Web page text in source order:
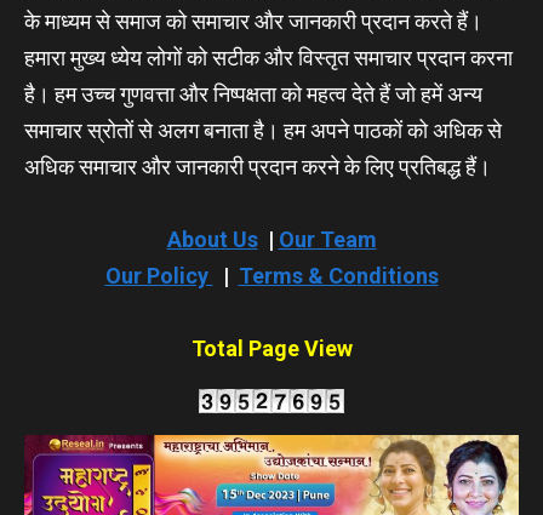
के माध्यम से समाज को समाचार और जानकारी प्रदान करते हैं।
हमारा मुख्य ध्येय लोगों को सटीक और विस्तृत समाचार प्रदान करना
है। हम उच्च गुणवत्ता और निष्पक्षता को महत्व देते हैं जो हमें अन्य
समाचार स्रोतों से अलग बनाता है। हम अपने पाठकों को अधिक से
अधिक समाचार और जानकारी प्रदान करने के लिए प्रतिबद्ध हैं।
About Us| Our Team
Our Policy
| Terms & Conditions
Total Page View